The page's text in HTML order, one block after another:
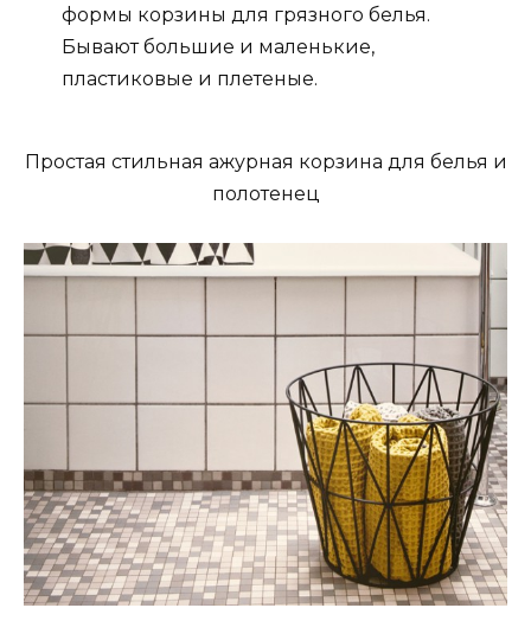
формы корзины для грязного белья.
Бывают большие и маленькие,
пластиковые и плетеные.
Простая стильная ажурная корзина для белья и
полотенец